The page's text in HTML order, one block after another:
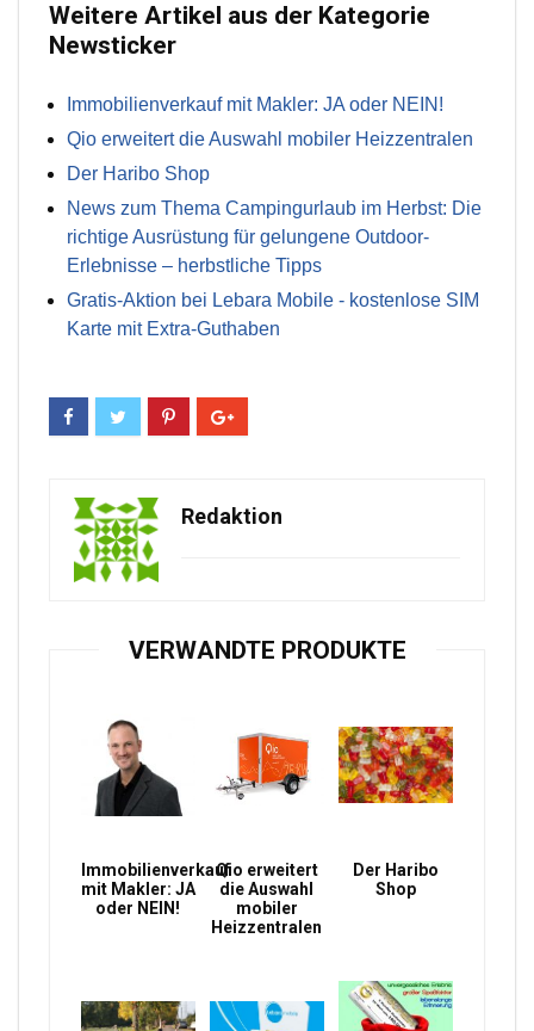
Weitere Artikel aus der Kategorie
Newsticker
Immobilienverkauf mit Makler: JA oder NEIN!
Qio erweitert die Auswahl mobiler Heizzentralen
Der Haribo Shop
News zum Thema Campingurlaub im Herbst: Die
richtige Ausrüstung für gelungene Outdoor-
Erlebnisse – herbstliche Tipps
Gratis-Aktion bei Lebara Mobile - kostenlose SIM
Karte mit Extra-Guthaben
Redaktion
VERWANDTE PRODUKTE
Immobilienverkauf
mit Makler: JA
oder NEIN!
Qio erweitert
die Auswahl
mobiler
Heizzentralen
Der Haribo
Shop